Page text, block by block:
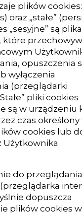
plików cookies:
oraz „stałe”
„sesyjne” są
opuszczenia
wyłączenia
(przeglądarki
pliki cookies
są w urządzeniu
czas określony
cookies lub
Użytkownika.
do
dopuszcza
plików cookies w